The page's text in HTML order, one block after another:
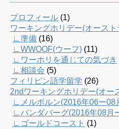
プロフィール (1)
ワーキングホリデー(オースト
∟準備 (16)
∟WWOOF(ウーフ) (11)
∟ワーホリを通じての気づき
∟相談会 (5)
フィリピン語学留学 (26)
2ndワーキングホリデー(オー
∟メルボルン(2016年06ー08
∟バンダバーグ(2016年08月
∟ゴールドコースト (1)